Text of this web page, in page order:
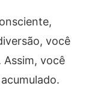
você
Assim, você